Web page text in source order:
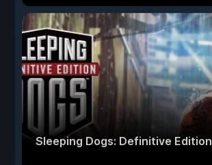
Sleeping Dogs: Definitive Edition